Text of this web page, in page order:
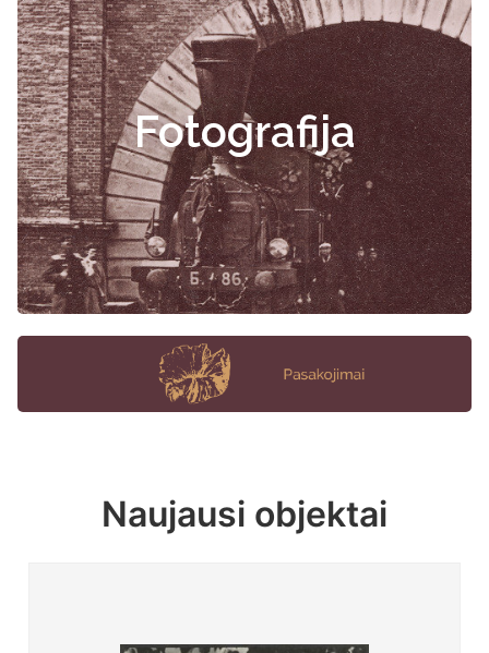
Fotografija
Naujausi objektai